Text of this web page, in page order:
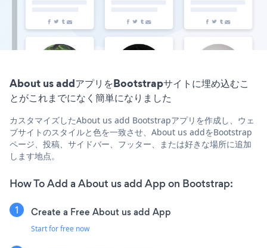
About us addアプリをBootstrapサイトに埋め込むこ
とがこれまでになく簡単になりました
カスタマイズしたAbout us add Bootstrapアプリを作成し、ウェ
ブサイトのスタイルと色を一致させ、About us addをBootstrap
ページ、投稿、サイドバー、フッター、または好きな場所に追加
します地点。
How To Add a About us add App on Bootstrap:
Create a Free About us add App
Start for free now